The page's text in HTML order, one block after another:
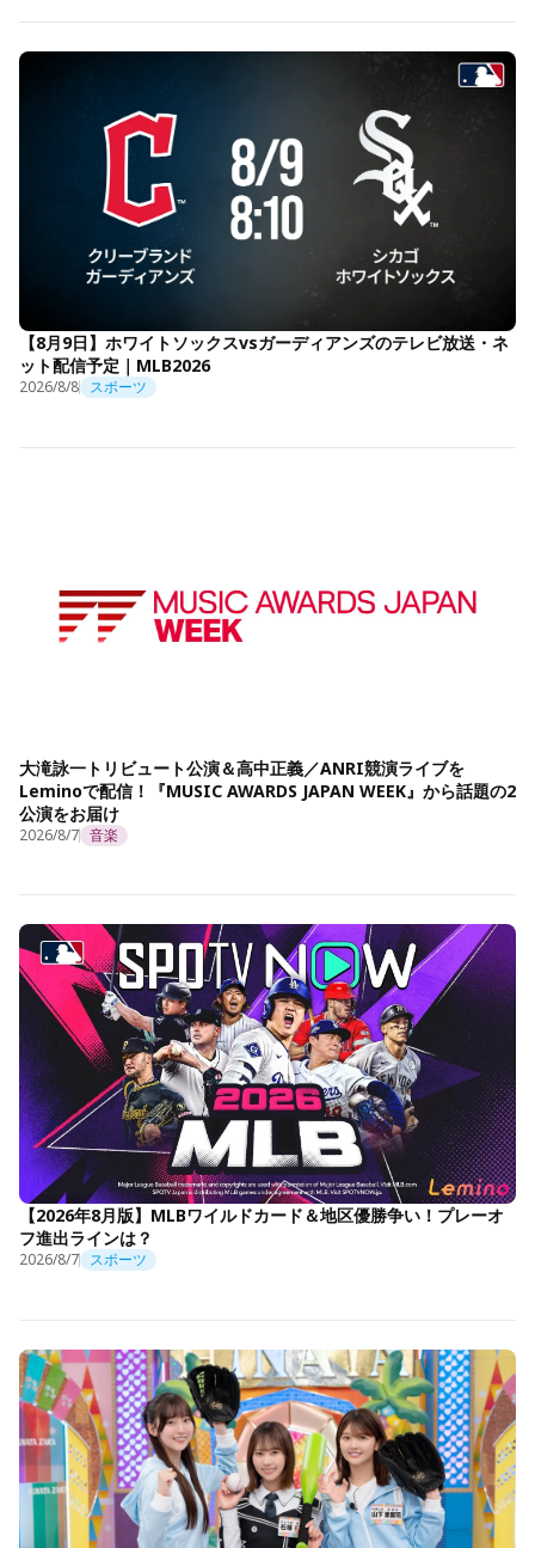
【8月9日】ホワイトソックスvsガーディアンズのテレビ放送・ネ
ット配信予定｜MLB2026
2026/8/8 スポーツ
大滝詠一トリビュート公演＆高中正義／ANRI競演ライブを
Leminoで配信！『MUSIC AWARDS JAPAN WEEK』から話題の2
公演をお届け
2026/8/7 音楽
【2026年8月版】MLBワイルドカード＆地区優勝争い！プレーオ
フ進出ラインは？
2026/8/7 スポーツ